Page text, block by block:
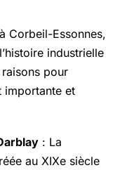
Corbeil-Essonnes,
industrielle
raisons pour
importante et
: La
au XIXe siècle